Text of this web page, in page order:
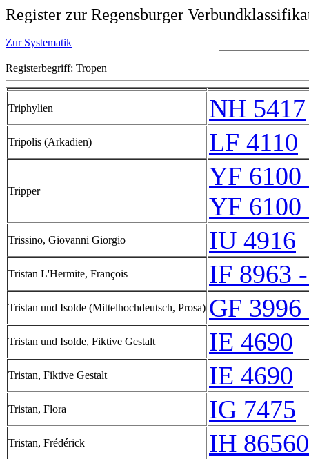
Register zur Regensburger
Zur Systematik
Registerbegriff: Tropen
Triphylien NH 5417
Tripolis (Arkadien) LF 4110
Tripper
YF 6100
YF 6100
Trissino, Giovanni Giorgio IU 4916
Tristan L'Hermite, François IF 8963
Tristan und Isolde (Mittelhochdeutsch, Prosa) GF
Tristan und Isolde, Fiktive Gestalt IE 4690
Tristan, Fiktive Gestalt IE 4690
Tristan, Flora IG 7475
Tristan, Frédérick IH